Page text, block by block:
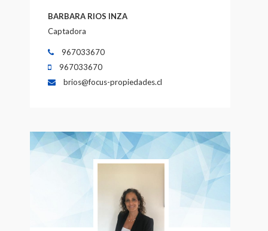
BARBARA RIOS INZA
Captadora
967033670
967033670
brios@focus-propiedades.cl